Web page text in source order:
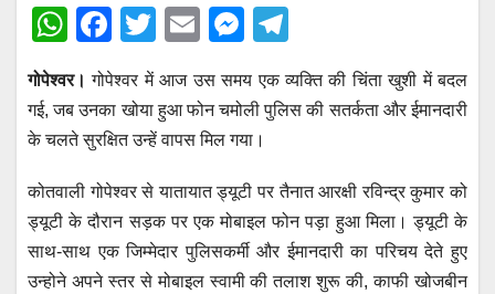
W
at
s
p
p
F
c
e
o
o
k
T
tt
er
E
ail
M
ss
e
g
er
el
e
m
गोपेश्वर। गोपेश्वर में आज उस समय एक व्यक्ति की चिंता खुशी में बदल
गई, जब उनका खोया हुआ फोन चमोली पुलिस की सतर्कता और ईमानदारी
के चलते सुरक्षित उन्हें वापस मिल गया।
कोतवाली गोपेश्वर से यातायात ड्यूटी पर तैनात आरक्षी रविन्द्र कुमार को
ड्यूटी के दौरान सड़क पर एक मोबाइल फोन पड़ा हुआ मिला। ड्यूटी के
साथ-साथ एक जिम्मेदार पुलिसकर्मी और ईमानदारी का परिचय देते हुए
उन्होने अपने स्तर से मोबाइल स्वामी की तलाश शुरू की, काफी खोजबीन